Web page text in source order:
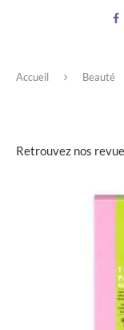
Accueil Beauté
Retrouvez nos